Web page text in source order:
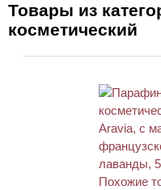
Товары из
косметический